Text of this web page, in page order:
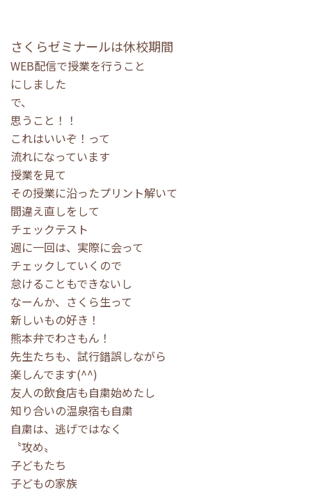
さくらゼミナールは休校期間
WEB配信で授業を行うこと
にしました
で、
思うこと！！
これはいいぞ！って
流れになっています
授業を見て
その授業に沿ったプリント解いて
間違え直しをして
チェックテスト
週に一回は、実際に会って
チェックしていくので
怠けることもできないし
なーんか、さくら生って
新しいもの好き！
熊本弁でわさもん！
先生たちも、試行錯誤しながら
楽しんでます(^^)
友人の飲食店も自粛始めたし
知り合いの温泉宿も自粛
自粛は、逃げではなく
〝攻め〟
子どもたち
子どもの家族